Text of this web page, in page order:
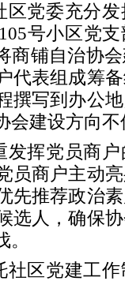
区党委充分
号小区党
商铺自治协
代表组成筹
撰写到办公
会建设方向
发挥党员商
员商户主动
先推荐政治
选人，确保
社区党建工